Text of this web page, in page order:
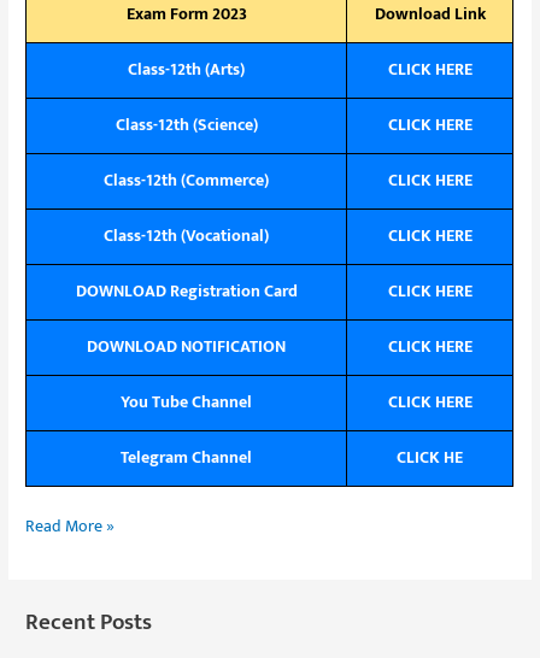
Exam Form 2023 Download Link
Class-12th (Arts) CLICK HERE
Class-12th (Science) CLICK HERE
Class-12th (Commerce) CLICK HERE
Class-12th (Vocational) CLICK HERE
DOWNLOAD Registration Card CLICK HERE
DOWNLOAD NOTIFICATION CLICK HERE
You Tube Channel CLICK HERE
Telegram Channel CLICK HE
Read More »
Recent Posts